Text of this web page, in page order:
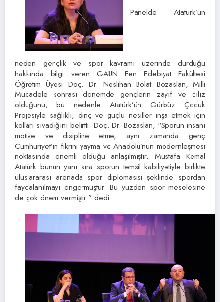
Panelde Atatürk’ün
neden gençlik ve spor kavramı üzerinde durduğu
hakkında bilgi veren GAÜN Fen Edebiyat Fakültesi
Öğretim Üyesi Doç. Dr. Neslihan Bolat Bozaslan, Milli
Mücadele sonrası dönemde gençlerin zayıf ve cılız
olduğunu, bu nedenle Atatürk’ün Gürbüz Çocuk
Projesiyle sağlıklı, dinç ve güçlü nesiller inşa etmek için
kolları sıvadığını belirtti. Doç. Dr. Bozaslan, “Sporun insanı
motive ve disipline etme, aynı zamanda genç
Cumhuriyet’in fikrini yayma ve Anadolu’nun modernleşmesi
noktasında önemli olduğu anlaşılmıştır. Mustafa Kemal
Atatürk bunun yanı sıra sporun temsil kabiliyetiyle birlikte
uluslararası arenada spor diplomasisi şeklinde spordan
faydalanılmayı öngörmüştür. Bu yüzden spor meselesine
de çok önem vermiştir.” dedi.